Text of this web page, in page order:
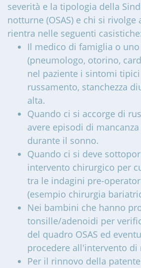
severità e la tipologia della
notturne (OSAS) e chi si
rientra nelle seguenti
Il medico di famiglia o
(pneumologo, otorino,
nel paziente i sintomi tipici
russamento, stanchezza
alta.
Quando ci si accorge di
avere episodi di
durante il sonno.
Quando ci si deve
intervento chirurgico per
tra le indagini pre-
(esempio chirurgia
Nei bambini che hanno
tonsille/adenoidi per
del quadro OSAS ed
procedere all'intervento di
Per il rinnovo della